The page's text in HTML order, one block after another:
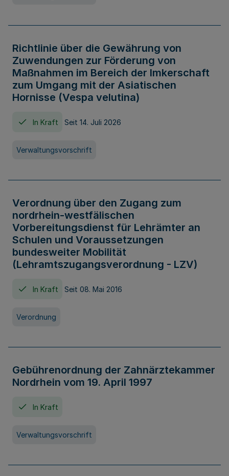
Richtlinie über die Gewährung von
Zuwendungen zur Förderung von
Maßnahmen im Bereich der Imkerschaft
zum Umgang mit der Asiatischen
Hornisse (Vespa velutina)
In Kraft Seit 14. Juli 2026
Verwaltungsvorschrift
Verordnung über den Zugang zum
nordrhein-westfälischen
Vorbereitungsdienst für Lehrämter an
Schulen und Voraussetzungen
bundesweiter Mobilität
(Lehramtszugangsverordnung - LZV)
In Kraft Seit 08. Mai 2016
Verordnung
Gebührenordnung der Zahnärztekammer
Nordrhein vom 19. April 1997
In Kraft
Verwaltungsvorschrift